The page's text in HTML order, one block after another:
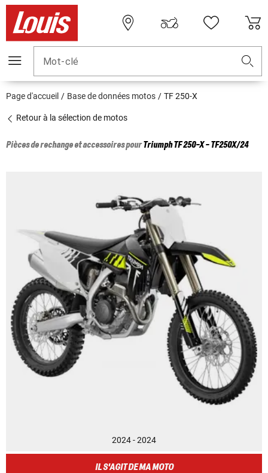
Mot-clé
Page d'accueil Base de données motos TF 250-X
Retour à la sélection de motos
Pièces de rechange et accessoires pourTriumphTF 250-X - TF250X/24
2024 - 2024
IL S'AGIT DE MA MOTO